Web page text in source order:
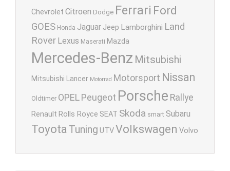
Chevrolet Citroen Dodge Ferrari Ford
GOES Honda Jaguar Jeep Lamborghini Land
Rover Lexus Maserati Mazda
Mercedes-Benz Mitsubishi
Mitsubishi Lancer Motorrad Motorsport Nissan
Oldtimer OPELPeugeot Porsche Rallye
Renault Rolls Royce SEAT Skoda smart Subaru
Toyota Tuning UTVVolkswagen Volvo